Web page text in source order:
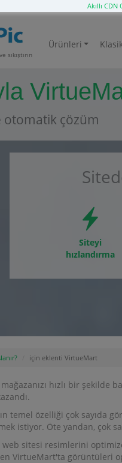
Akıllı CDN
Ürünleri
çözüm
Siteyi
hızlandırma
için eklenti VirtueMart
hızlı bir şekilde
temel özelliği çok sayıda
istiyor. Öte yandan, çok
sitesi resimlerini
VirtueMart'ta görüntüleri